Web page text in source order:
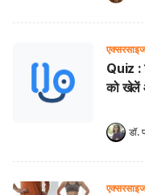
Quiz :
को खेलें
डॉ.